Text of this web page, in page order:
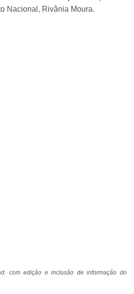
Nacional, Rivânia Moura.
com edição e inclusão de informação do